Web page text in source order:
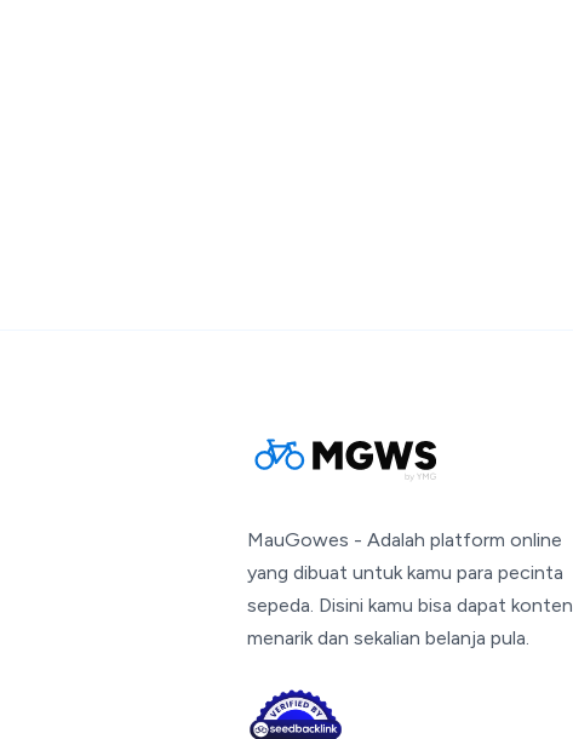
MauGowes - Adalah platform online
yang dibuat untuk kamu para pecinta
sepeda. Disini kamu bisa dapat konten
menarik dan sekalian belanja pula.